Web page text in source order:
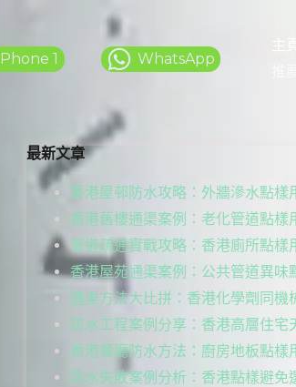
Phone 1 WhatsApp
最新文章
香港屋邨防水攻略：外牆滲水點樣
香港舊樓通渠案例：老化管道點樣
管道疏通實戰攻略：香港廁所點樣
香港屋苑通渠案例：公共管道異味
通渠方法大比拼：香港化學劑同機
防水工程案例分享：香港高層住宅
香港餐廳防水方法：廚房地板點樣
防水失敗案例分析：香港點樣避免